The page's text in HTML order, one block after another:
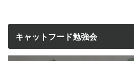
キャットフード勉強会